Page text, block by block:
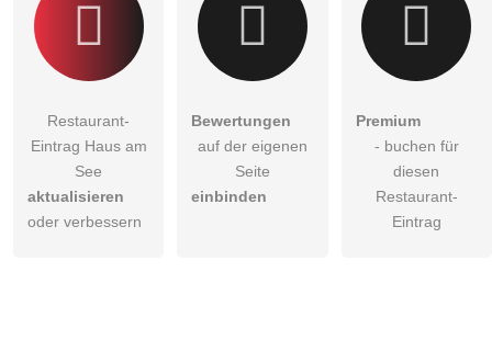
Restaurant-
Eintrag Haus am
See
aktualisieren
oder verbessern
Bewertungen
auf der eigenen
Seite
einbinden
Premium
- buchen für
diesen
Restaurant-
Eintrag